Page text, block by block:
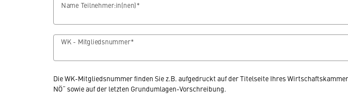
Name Teilnehmer:in(nen)*
WK - Mitgliedsnummer*
Die WK-Mitgliedsnummer finden Sie z.B. aufgedruckt auf der Titelseite Ihres
NÖ“ sowie auf der letzten Grundumlagen-Vorschreibung.